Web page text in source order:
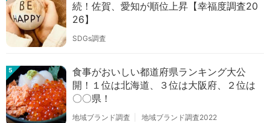
続！佐賀、愛知が順位上昇【幸福度調査20
26】
SDGs調査
5
食事がおいしい都道府県ランキング大公
開！１位は北海道、３位は大阪府、２位は
〇〇県！
地域ブランド調査 地域ブランド調査2022